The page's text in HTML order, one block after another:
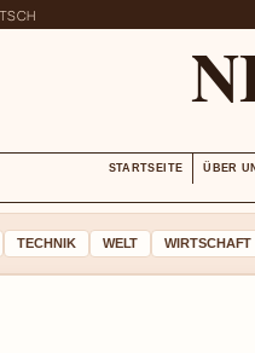
STARTSEITE ÜBER
TECHNIK WELT WIRTSCHAFT